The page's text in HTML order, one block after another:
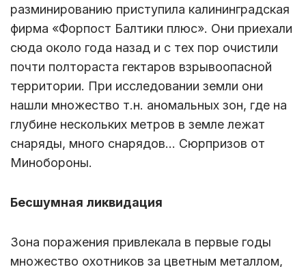
разминированию приступила калининградская
фирма «Форпост Балтики плюс». Они приехали
сюда около года назад и с тех пор очистили
почти полтораста гектаров взрывоопасной
территории. При исследовании земли они
нашли множество т.н. аномальных зон, где на
глубине нескольких метров в земле лежат
снаряды, много снарядов… Сюрпризов от
Минобороны.
Бесшумная ликвидация
Зона поражения привлекала в первые годы
множество охотников за цветным металлом,